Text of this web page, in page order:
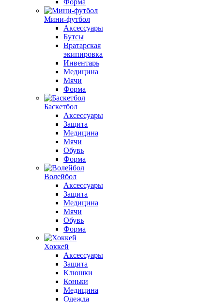
Форма
Мини-футбол
Аксессуары
Бутсы
Вратарская
экипировка
Инвентарь
Медицина
Мячи
Форма
Баскетбол
Аксессуары
Защита
Медицина
Мячи
Обувь
Форма
Волейбол
Аксессуары
Защита
Медицина
Мячи
Обувь
Форма
Хоккей
Аксессуары
Защита
Клюшки
Коньки
Медицина
Одежда